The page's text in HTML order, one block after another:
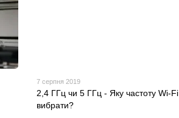
7 серпня 2019
2,4 ГГц чи 5 ГГц - Яку частоту Wi-Fi
вибрати?